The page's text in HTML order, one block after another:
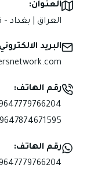
العنوان:
العراق | بغداد
البريد
رقم الهاتف:
رقم الهاتف: